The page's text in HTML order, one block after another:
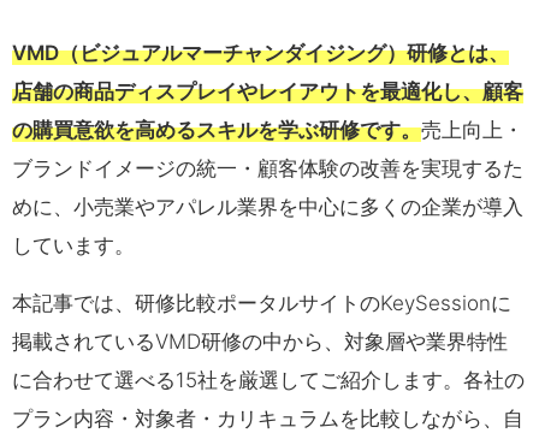
VMD（ビジュアルマーチャンダイジング）研修とは、
店舗の商品ディスプレイやレイアウトを最適化し、顧客
の購買意欲を高めるスキルを学ぶ研修です。売上向上・
ブランドイメージの統一・顧客体験の改善を実現するた
めに、小売業やアパレル業界を中心に多くの企業が導入
しています。
本記事では、研修比較ポータルサイトのKeySessionに
掲載されているVMD研修の中から、対象層や業界特性
に合わせて選べる15社を厳選してご紹介します。各社の
プラン内容・対象者・カリキュラムを比較しながら、自